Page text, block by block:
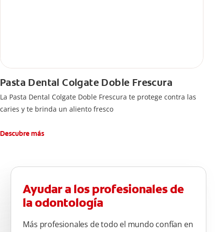
Pasta Dental Colgate Doble Frescura
La Pasta Dental Colgate Doble Frescura te protege contra las
caries y te brinda un aliento fresco
Descubre más
Ayudar a los profesionales de
la odontología
Más profesionales de todo el mundo confían en